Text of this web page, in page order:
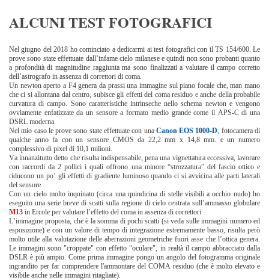
ALCUNI TEST FOTOGRAFICI
Nel giugno del 2018 ho cominciato a dedicarmi ai test fotografici con il TS 154/600. Le
prove sono state effettuate dall’infame cielo milanese e quindi non sono probanti quanto
a profondità di magnitudine raggiunta ma sono finalizzati a valutare il campo corretto
dell’astrografo in assenza di correttori di coma.
Un newton aperto a F4 genera da prassi una immagine sul piano focale che, man mano
che ci si allontana dal centro, subisce gli effetti del coma residuo e anche della probabile
curvatura di campo. Sono caratteristiche intrinseche nello schema newton e vengono
ovviamente enfatizzate da un sensore a formato medio grande come il APS-C di una
DSRL moderna.
Nel mio caso le prove sono state effettuate con una Canon EOS 1000-D , fotocamera di
qualche anno fa con un sensore CMOS da 22,2 mm x 14,8 mm. e un numero
complessivo di pixel di 10,1 milioni.
Va innanzitutto detto che risulta indispensabile, pena una vignettatura eccessiva, lavorare
con raccordi da 2 pollici i quali offrono una minore “strozzatura” del fascio ottico e
riducono un po’ gli effetti di gradiente luminoso quando ci si avvicina alle parti laterali
del sensore.
Con un cielo molto inquinato (circa una quindicina di stelle visibili a occhio nudo) ho
eseguito una serie breve di scatti sulla regione di cielo centrata sull’ammasso globulare
M13 in Ercole per valutare l’effetto del coma in assenza di correttori.
L’immagine proposta, che è la somma di pochi scatti (si veda sulle immagini numero ed
esposizione) e con un valore di tempo di integrazione estremamente basso, risulta però
molto utile alla valutazione delle aberrazioni geometriche fuori asse che l’ottica genera.
Le immagini sono "croppate" con effetto "oculare", in realtà il campo abbracciato dalla
DSLR è più ampio. Come prima immagine pongo un angolo del fotogramma originale
ingrandito per far comprendere l'ammontare del COMA residuo (che è molto elevato e
visibile anche nelle immagini ritagliate).